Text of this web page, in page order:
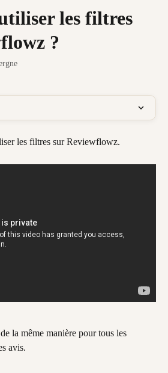
les filtres
?
les filtres sur Reviewflowz.
la même manière pour tous les
avis.